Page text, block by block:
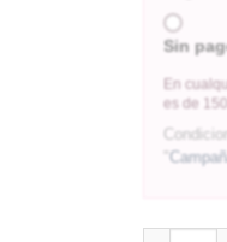
Sin
En
es de
"